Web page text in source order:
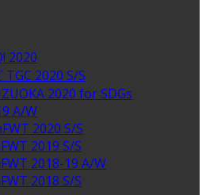
2020
TGC 2020 S/S
2020 for SDGs
A/W
2020 S/S
2019 S/S
2018-19 A/W
2018 S/S